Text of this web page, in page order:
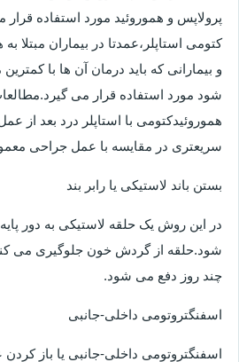
پرولاپس و هموروئید مورد استفاده قرار
و بیمارانی که باید درمان آن ها با
شود مورد استفاده قرار می
هموروئیدکتومی با استاپلر درد بعد از
سریعتری در مقایسه با عمل جراحی
بستن باند لاستیکی یا رابر بند
در این روش یک حلقه لاستیکی به دور
شود.حلقه از گردش خون جلوگیری می کند
چند روز دفع می شود.
اسفنگتروتومی داخلی-جانبی
اسفنگتروتومی داخلی-جانبی یا باز